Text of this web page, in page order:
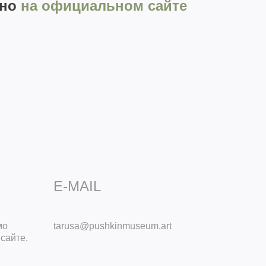
на официальном сайте
E-MAIL
tarusa@pushkinmuseum.art